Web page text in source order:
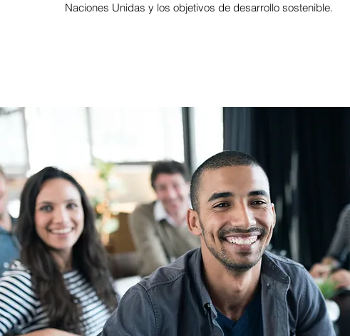
Naciones Unidas y los objetivos de desarrollo sostenible.